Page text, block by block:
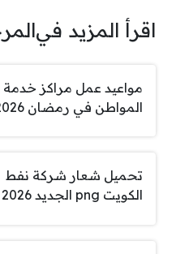
اقرأ المزيد في
مواعيد عمل مراكز خدمة
المواطن في رمضان 2026
تحميل شعار شركة نفط
الكويت png الجديد 2026